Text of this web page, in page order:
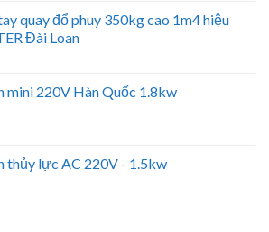
quay đổ phuy 350kg cao 1m4 hiệu
Đài Loan
mini 220V Hàn Quốc 1.8kw
thủy lực AC 220V - 1.5kw